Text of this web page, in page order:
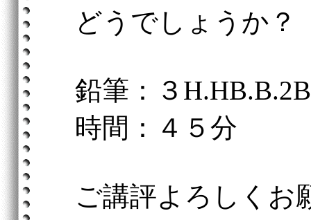
どうでしょうか？
鉛筆：３H.HB.B.2B
時間：４５分
ご講評よろしくお